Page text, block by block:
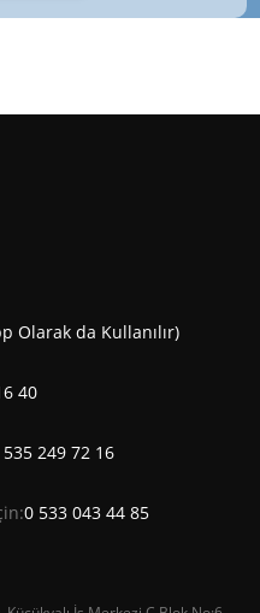
Olarak da Kullanılır)
40
249 72 16
0 533 043 44 85